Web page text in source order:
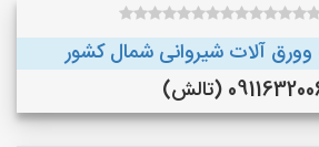
آلات شیروانی شمال کشور
(تالش)